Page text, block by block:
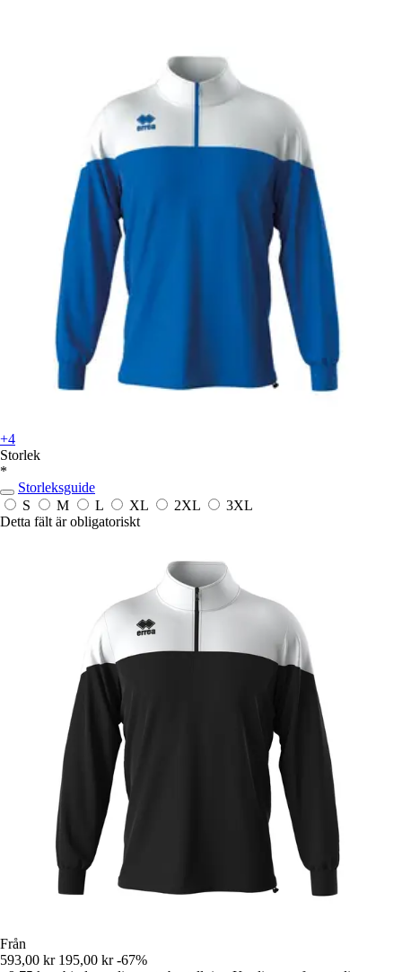
+4
Storlek
*
Storleksguide
S
M L XL 2XL
3XL
Detta fält är obligatoriskt
Från
593,00 kr 195,00 kr -67%